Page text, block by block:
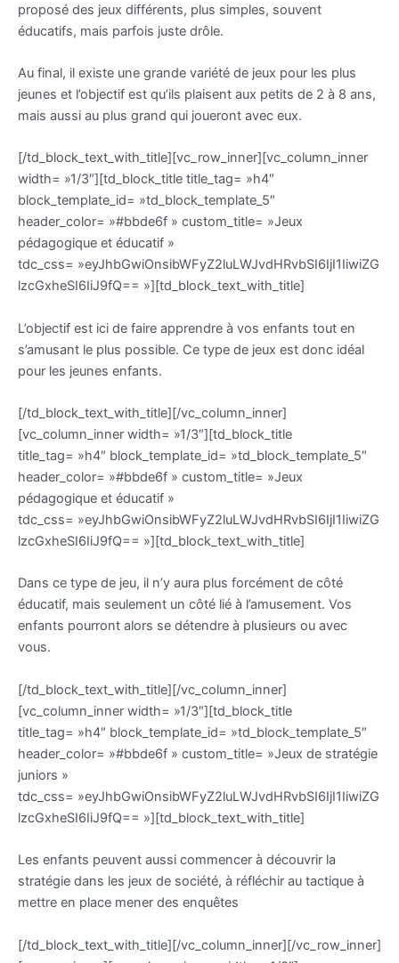
proposé des jeux différents, plus simples, souvent
éducatifs, mais parfois juste drôle.
Au final, il existe une grande variété de jeux pour les plus
jeunes et l’objectif est qu’ils plaisent aux petits de 2 à 8 ans,
mais aussi au plus grand qui joueront avec eux.
[/td_block_text_with_title][vc_row_inner][vc_column_inner
width= »1/3″][td_block_title title_tag= »h4″
block_template_id= »td_block_template_5″
header_color= »#bbde6f » custom_title= »Jeux
pédagogique et éducatif »
tdc_css= »eyJhbGwiOnsibWFyZ2luLWJvdHRvbSI6IjI1IiwiZG
lzcGxheSI6IiJ9fQ== »][td_block_text_with_title]
L’objectif est ici de faire apprendre à vos enfants tout en
s’amusant le plus possible. Ce type de jeux est donc idéal
pour les jeunes enfants.
[/td_block_text_with_title][/vc_column_inner]
[vc_column_inner width= »1/3″][td_block_title
title_tag= »h4″ block_template_id= »td_block_template_5″
header_color= »#bbde6f » custom_title= »Jeux
pédagogique et éducatif »
tdc_css= »eyJhbGwiOnsibWFyZ2luLWJvdHRvbSI6IjI1IiwiZG
lzcGxheSI6IiJ9fQ== »][td_block_text_with_title]
Dans ce type de jeu, il n’y aura plus forcément de côté
éducatif, mais seulement un côté lié à l’amusement. Vos
enfants pourront alors se détendre à plusieurs ou avec
vous.
[/td_block_text_with_title][/vc_column_inner]
[vc_column_inner width= »1/3″][td_block_title
title_tag= »h4″ block_template_id= »td_block_template_5″
header_color= »#bbde6f » custom_title= »Jeux de stratégie
juniors »
tdc_css= »eyJhbGwiOnsibWFyZ2luLWJvdHRvbSI6IjI1IiwiZG
lzcGxheSI6IiJ9fQ== »][td_block_text_with_title]
Les enfants peuvent aussi commencer à découvrir la
stratégie dans les jeux de société, à réfléchir au tactique à
mettre en place mener des enquêtes
[/td_block_text_with_title][/vc_column_inner][/vc_row_inner]